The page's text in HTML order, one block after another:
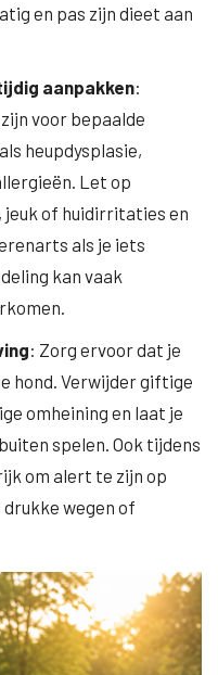
en pas zijn dieet aan
aanpakken:
voor bepaalde
heupdysplasie,
Let op
jeuk of huidirritaties en
als je iets
kan vaak
: Zorg ervoor dat je
hond. Verwijder giftige
omheining en laat je
spelen. Ook tijdens
om alert te zijn op
wegen of